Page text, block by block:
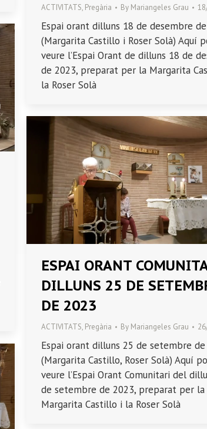
ACTIVITATS, Pregària By Mariangeles Grau
Espai orant dilluns 18 de desembre
(Margarita Castillo i Roser Solà) Aquí
veure l’Espai Orant de dilluns 18 de
de 2023, preparat per la Margarita
la Roser Solà
ESPAI ORANT
DILLUNS 25 DE
DE 2023
ACTIVITATS, Pregària By Mariangeles Grau
Espai orant dilluns 25 de setembre
(Margarita Castillo, Roser Solà) Aquí
veure l’Espai Orant Comunitari del
de setembre de 2023, preparat per la
Margarita Castillo i la Roser Solà